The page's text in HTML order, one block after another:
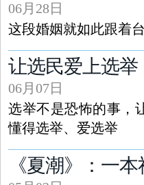
06月28日
这段婚姻就如此跟着
让选民爱上选举
06月07日
选举不是恐怖的事，
懂得选举、爱选举
《夏潮》：一